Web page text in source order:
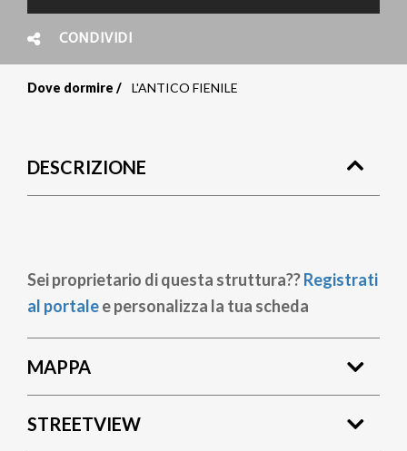
CONDIVIDI
pane
Dove dormire L'ANTICO FIENILE
DESCRIZIONE
Sei proprietario di questa struttura??Registrati
al portalee personalizza la tua scheda
MAPPA
STREETVIEW